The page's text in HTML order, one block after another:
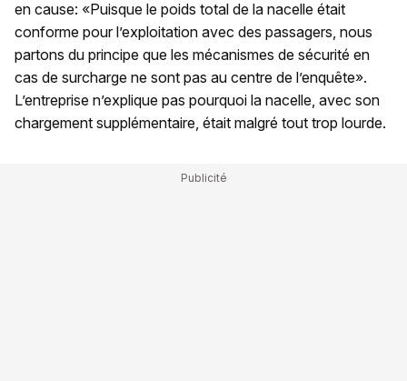
en cause: «Puisque le poids total de la nacelle était
conforme pour l’exploitation avec des passagers, nous
partons du principe que les mécanismes de sécurité en
cas de surcharge ne sont pas au centre de l’enquête».
L’entreprise n’explique pas pourquoi la nacelle, avec son
chargement supplémentaire, était malgré tout trop lourde.